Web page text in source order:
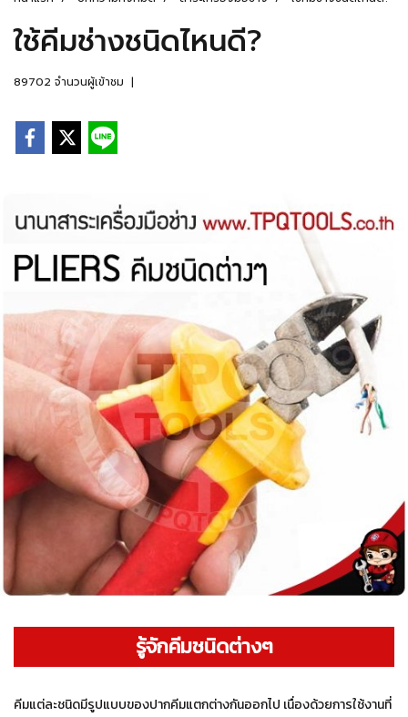
ใช้คีมช่างชนิดไหนดี?
89702 จำนวนผู้เข้าชม |
รู้จักคีมชนิดต่างๆ
คีมแต่ละชนิดมีรูปแบบของปากคีมแตกต่างกันออกไป เนื่องด้วยการใช้งานที่